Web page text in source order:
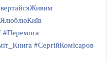
#Перемога
#СергійКомісаров